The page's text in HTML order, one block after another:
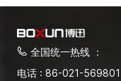
全国统一热线 ：
电话 : 86-021-